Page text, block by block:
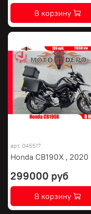
В корзину
арт. 045517
Honda CB190X , 2020
299000 руб
В корзину